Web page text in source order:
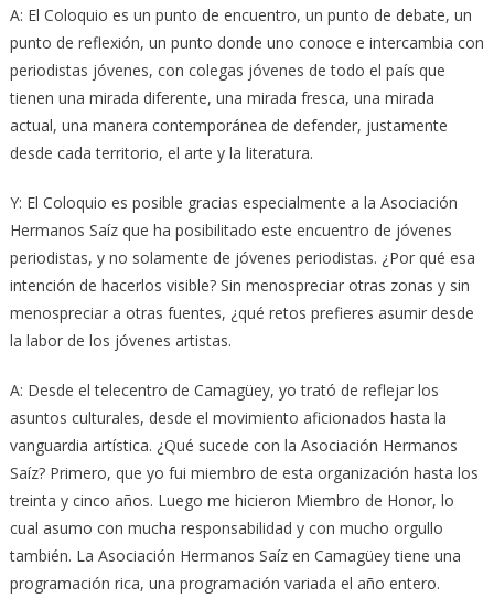
A: El Coloquio es un punto de encuentro, un punto de debate, un
punto de reflexión, un punto donde uno conoce e intercambia con
periodistas jóvenes, con colegas jóvenes de todo el país que
tienen una mirada diferente, una mirada fresca, una mirada
actual, una manera contemporánea de defender, justamente
desde cada territorio, el arte y la literatura.
Y: El Coloquio es posible gracias especialmente a la Asociación
Hermanos Saíz que ha posibilitado este encuentro de jóvenes
periodistas, y no solamente de jóvenes periodistas. ¿Por qué esa
intención de hacerlos visible? Sin menospreciar otras zonas y sin
menospreciar a otras fuentes, ¿qué retos prefieres asumir desde
la labor de los jóvenes artistas.
A: Desde el telecentro de Camagüey, yo trató de reflejar los
asuntos culturales, desde el movimiento aficionados hasta la
vanguardia artística. ¿Qué sucede con la Asociación Hermanos
Saíz? Primero, que yo fui miembro de esta organización hasta los
treinta y cinco años. Luego me hicieron Miembro de Honor, lo
cual asumo con mucha responsabilidad y con mucho orgullo
también. La Asociación Hermanos Saíz en Camagüey tiene una
programación rica, una programación variada el año entero.